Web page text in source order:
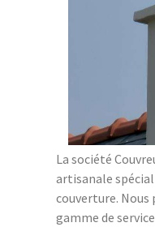
La société
artisanale
couverture. Nous
gamme de